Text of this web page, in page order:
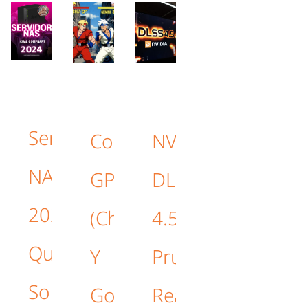
Servidores
NAS
2026:
Qué
Son,
Comparativa:
GPT‑5.2
(ChatGPT)
Y
Google
NVIDIA
DLSS
4.5:
Pruebas
Reales,